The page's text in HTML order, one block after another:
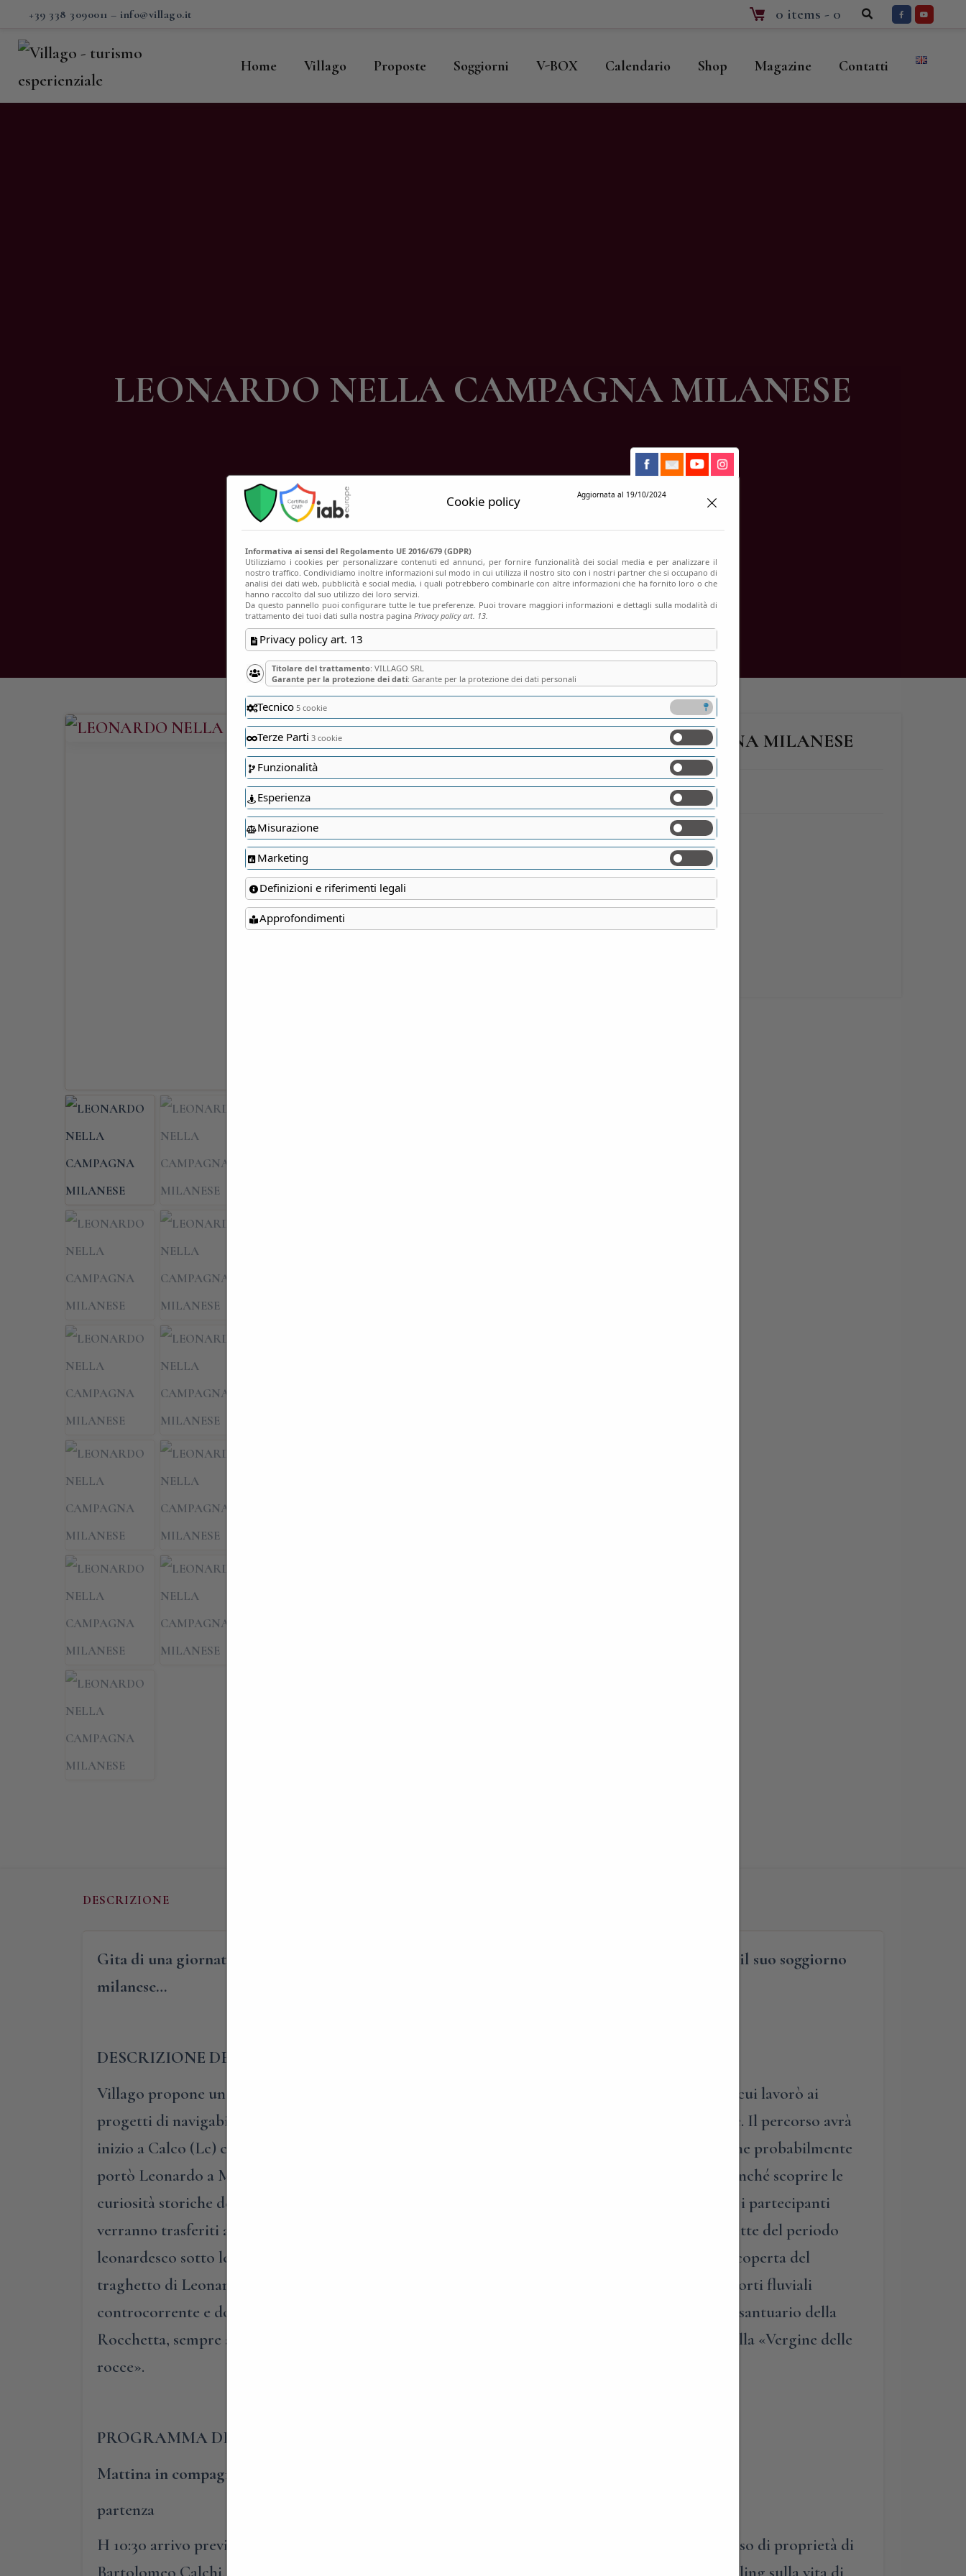
+39 338 3090011 – info@villago.it 0 items - 0
Home Villago Proposte Soggiorni V-BOX Calendario Shop Magazine Contatti
LEONARDO NELLA CAMPAGNA MILANESE
Villago
Proposte
LEONARDO NELLA CAMPAGNA MILANESE
Verifica Disponibilità
DESCRIZIONE
Gita di una giornata alla scoperta dei legami tra Leonardo e la campagna della Brianza, durante il suo soggiorno
milanese…
DESCRIZIONE DELLA GITA
Villago propone una gita alla scoperta di Leonardo da Vinci nella campagna milanese del ‘500, in cui lavorò ai
progetti di navigabilità dei corsi d’acqua e da cui prese ispirazione per alcune sue opere pittoriche. Il percorso avrà
inizio a Calco (Lc) con la visita della villa di Bartolomeo Calchi, segretario di Ludovico il Moro, che probabilmente
portò Leonardo a Milano. Qui i partecipanti potranno rivivere gli spazi e gli affreschi del ‘500, nonché scoprire le
curiosità storiche dell’epoca e gli aneddoti più intriganti della vita di Leonardo. Successivamente, i partecipanti
verranno trasferiti a Meda, nel cinquecentesco coro delle monache, dove potranno degustare ricette del periodo
leonardesco sotto le volte e i dipinti dell’epoca. Nel pomeriggio, si proseguirà ad Imbersago alla scoperta del
traghetto di Leonardo, poi a Cornate per visitare lo stallazzo, dove si tenevano i cavalli per i trasporti fluviali
controcorrente e dove oggi si custodiscono alcune opere del genio. Si concluderà la gita presso il santuario della
Rocchetta, sempre a Cornate, nei pressi del quale Leonardo trovò l’ispirazione per il paesaggio della «Vergine delle
rocce».
PROGRAMMA DETTAGLIATO DELLA GITA
Mattina in compagnia di Bartolomeo Calchi, segretario degli Sforza
partenza
H 10:30 arrivo previsto a Calco (Lc), visita di villa Calchi e di villa La Vescogna, un tempo complesso di proprietà di
Cookie policy Aggiornata al 19/10/2024
Informativa ai sensi del Regolamento UE 2016/679 (GDPR)
Utilizziamo i cookies per personalizzare contenuti ed annunci, per fornire funzionalità dei social media e per analizzare il
nostro traffico. Condividiamo inoltre informazioni sul modo in cui utilizza il nostro sito con i nostri partner che si occupano di
analisi dei dati web, pubblicità e social media, i quali potrebbero combinarle con altre informazioni che ha fornito loro o che
hanno raccolto dal suo utilizzo dei loro servizi.
Da questo pannello puoi configurare tutte le tue preferenze. Puoi trovare maggiori informazioni e dettagli sulla modalità di
trattamento dei tuoi dati sulla nostra pagina Privacy policy art. 13.
Privacy policy art. 13
Titolare del trattamento: VILLAGO SRL
Garante per la protezione dei dati: Garante per la protezione dei dati personali
Tecnico 5 cookie
Terze Parti 3 cookie
Funzionalità
Esperienza
Misurazione
Marketing
Definizioni e riferimenti legali
Approfondimenti